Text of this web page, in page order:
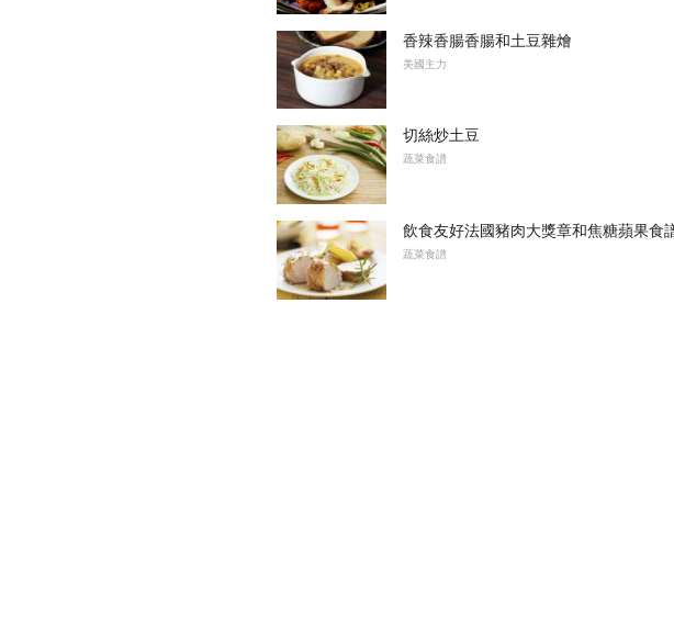
香辣香腸香腸和土豆雜燴
美國主力
切絲炒土豆
蔬菜食譜
飲食友好法國豬肉大獎章和焦糖蘋果食
蔬菜食譜